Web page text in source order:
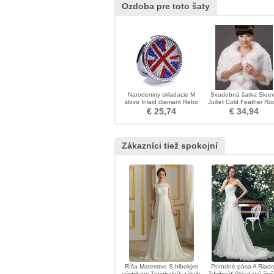
Ozdoba pre toto šaty
Narodeniny skladacie M
slovo Inlaid diamant Retro
Veľkoobchod zdobenie
€ 25,74
Svadobná šatka
Juiliet Cold Feather
1/2 Channel
€ 34,94
Zákazníci tiež spokojní
Ríša Materstvo S hlbokým
Prírodné pása A